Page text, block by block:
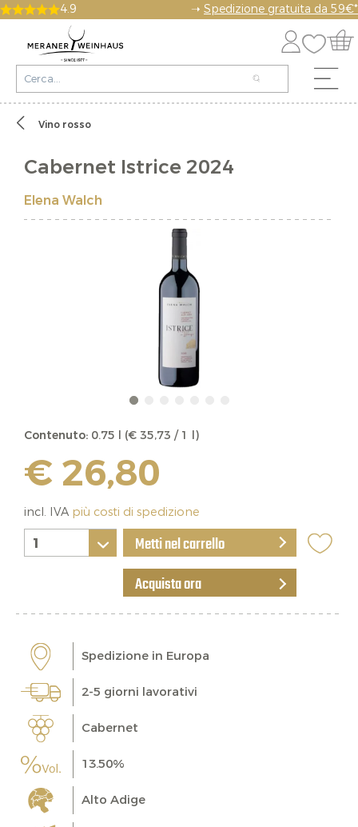
4.9 ➝ Spedizione gratuita da 59€*
Vino rosso
Cabernet Istrice 2024
Elena Walch
Contenuto: 0.75 l (€ 35,73 / 1 l)
€ 26,80
incl. IVA più costi di spedizione
Metti nel carrello
Acquista ora
Spedizione in Europa
2-5 giorni lavorativi
Cabernet
13.50%
Alto Adige